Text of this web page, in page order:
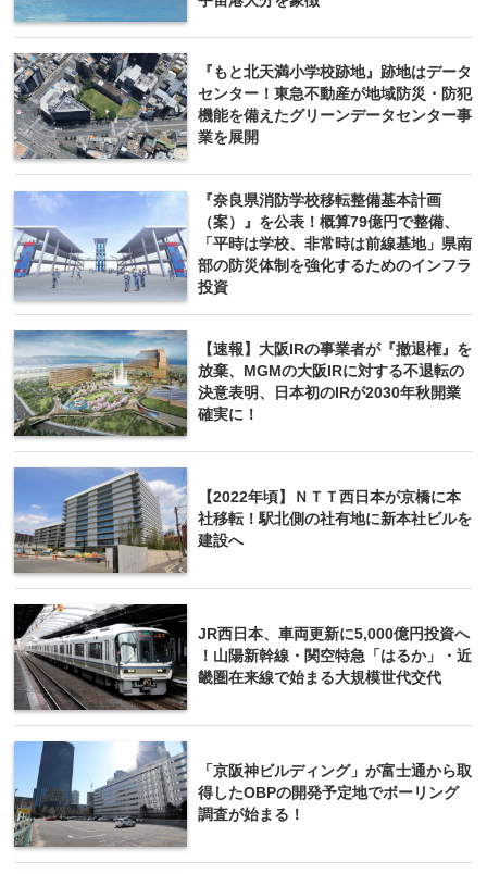
『もと北天満小学校跡地』跡地はデータ
センター！東急不動産が地域防災・防犯
機能を備えたグリーンデータセンター事
業を展開
『奈良県消防学校移転整備基本計画
（案）』を公表！概算79億円で整備、
「平時は学校、非常時は前線基地」県南
部の防災体制を強化するためのインフラ
投資
【速報】大阪IRの事業者が『撤退権』を
放棄、MGMの大阪IRに対する不退転の
決意表明、日本初のIRが2030年秋開業
確実に！
【2022年頃】ＮＴＴ西日本が京橋に本
社移転！駅北側の社有地に新本社ビルを
建設へ
JR西日本、車両更新に5,000億円投資へ
！山陽新幹線・関空特急「はるか」・近
畿圏在来線で始まる大規模世代交代
「京阪神ビルディング」が富士通から取
得したOBPの開発予定地でボーリング
調査が始まる！